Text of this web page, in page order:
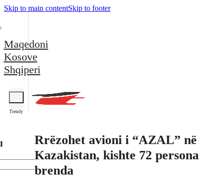
Skip to main contentSkip to footer
Maqedoni
Kosove
Shqiperi
Trendy
Rrëzohet avioni i “AZAL” në
Kazakistan, kishte 72 persona
brenda